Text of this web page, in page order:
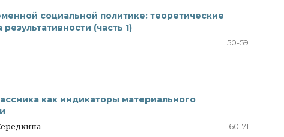
социальной политике: теоретические
(часть 1)
50-59
как индикаторы материального
60-71